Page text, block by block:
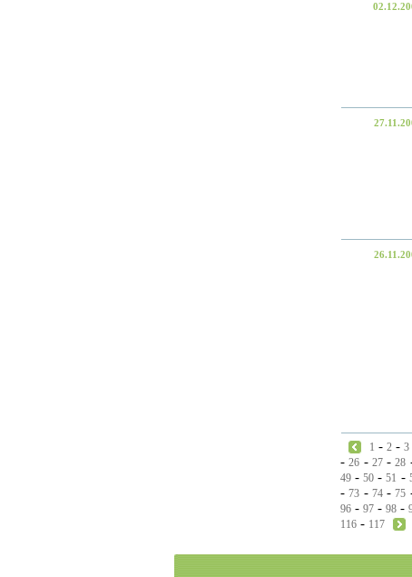
1 -2 -3
-26 - 27-28
49 -50 -51 -
-73 - 74-75
96 - 97 - 98 -
116 - 117